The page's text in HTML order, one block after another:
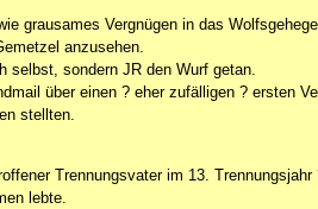
grausames Vergnügen in das
anzusehen.
selbst, sondern JR den Wurf getan.
über einen ? eher zufälligen ? ersten
stellten.
Trennungsvater im 13.
lebte.